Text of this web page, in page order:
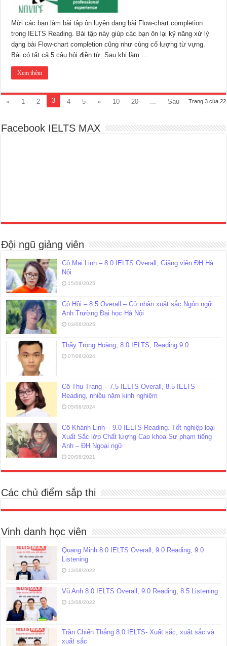
Mời các bạn làm bài tập ôn luyện dạng bài Flow-chart completion
trong IELTS Reading. Bài tập này giúp các bạn ôn lại kỹ năng xử lý
dạng bài Flow-chart completion cũng như củng cố lượng từ vựng.
Bài có tất cả 5 câu hỏi điền từ. Sau khi làm …
Xem thêm
Trang 3 của 22
« 1 2 3 4 5 » 10 20 ... Sau
Facebook IELTS MAX
Đội ngũ giảng viên
Cô Mai Linh – 8.0 IELTS Overall, Giảng viên ĐH Hà
Nội
15/09/2025
Cô Hồi – 8.5 Overall – Cử nhân xuất sắc Ngôn ngữ
Anh Trường Đại học Hà Nội
03/06/2025
Thầy Trọng Hoàng, 8.0 IELTS, Reading 9.0
07/06/2024
Cô Thu Trang – 7.5 IELTS Overall, 8.5 IELTS
Reading, nhiều năm kinh nghiệm
05/06/2024
Cô Khánh Linh – 9.0 IELTS Reading. Tốt nghiệp loại
Xuất Sắc lớp Chất lượng Cao khoa Sư phạm tiếng
Anh – ĐH Ngoại ngữ
20/08/2021
Các chủ điểm sắp thi
Vinh danh học viên
Quang Minh 8.0 IELTS Overall, 9.0 Reading, 9.0
Listening
13/08/2022
Vũ Anh 8.0 IELTS Overall, 9.0 Reading, 8.5 Listening
13/08/2022
Trần Chiến Thắng 8.0 IELTS- Xuất sắc, xuất sắc và
xuất sắc